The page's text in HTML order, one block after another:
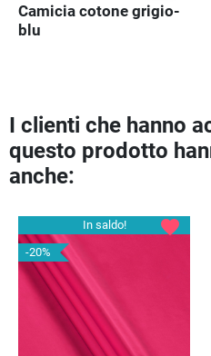
Camicia cotone grigio-
blu
I clienti che hanno
questo prodotto
anche:
In saldo!
-20%
favorite